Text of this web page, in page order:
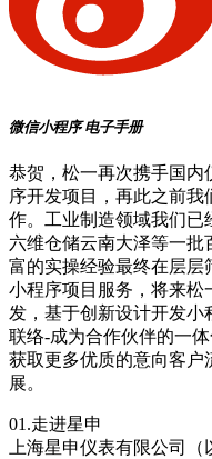
微信小程序 电子手册
恭贺，松一再次携手国内
序开发项目，再此之前
作。工业制造领域我们已
六维仓储云南大泽等一
富的实操经验最终在层层
小程序项目服务，将来松
发，基于创新设计开发小
联络-成为合作伙伴的一
获取更多优质的意向客户
展。
01.走进星申
上海星申仪表有限公司